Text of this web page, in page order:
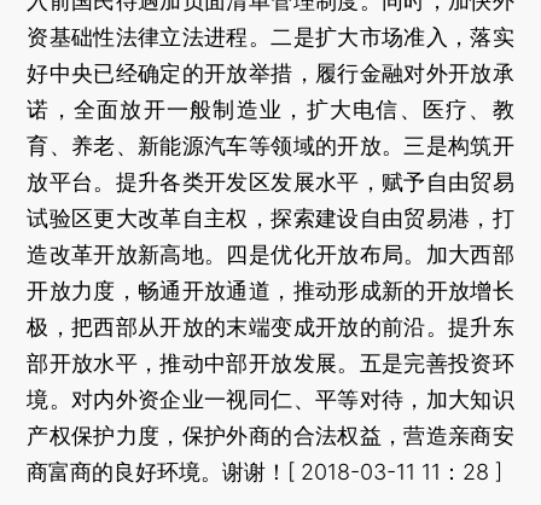
资基础性法律立法进程。二是扩大市场准入，落实
好中央已经确定的开放举措，履行金融对外开放承
诺，全面放开一般制造业，扩大电信、医疗、教
育、养老、新能源汽车等领域的开放。三是构筑开
放平台。提升各类开发区发展水平，赋予自由贸易
试验区更大改革自主权，探索建设自由贸易港，打
造改革开放新高地。四是优化开放布局。加大西部
开放力度，畅通开放通道，推动形成新的开放增长
极，把西部从开放的末端变成开放的前沿。提升东
部开放水平，推动中部开放发展。五是完善投资环
境。对内外资企业一视同仁、平等对待，加大知识
产权保护力度，保护外商的合法权益，营造亲商安
商富商的良好环境。谢谢！[ 2018-03-11 11：28 ]